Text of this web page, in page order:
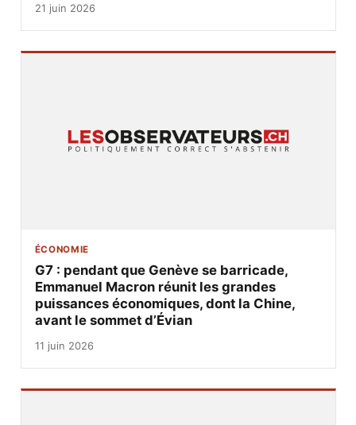
21 juin 2026
ÉCONOMIE
G7 : pendant que Genève se barricade,
Emmanuel Macron réunit les grandes
puissances économiques, dont la Chine,
avant le sommet d’Évian
11 juin 2026